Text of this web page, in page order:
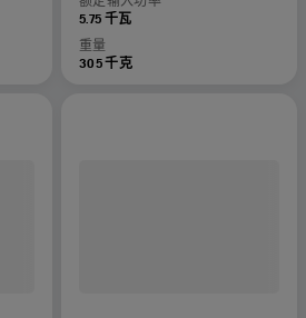
5.75 千瓦
重量
305 千克